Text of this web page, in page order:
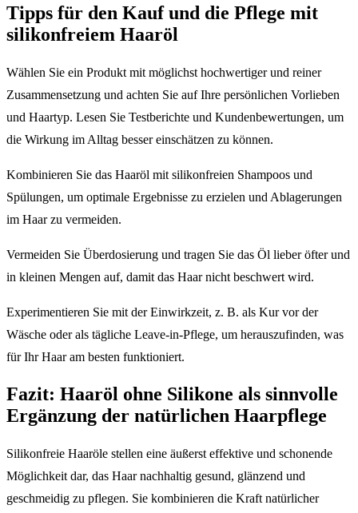
Tipps für den Kauf und die Pflege mit
silikonfreiem Haaröl
Wählen Sie ein Produkt mit möglichst hochwertiger und reiner
Zusammensetzung und achten Sie auf Ihre persönlichen Vorlieben
und Haartyp. Lesen Sie Testberichte und Kundenbewertungen, um
die Wirkung im Alltag besser einschätzen zu können.
Kombinieren Sie das Haaröl mit silikonfreien Shampoos und
Spülungen, um optimale Ergebnisse zu erzielen und Ablagerungen
im Haar zu vermeiden.
Vermeiden Sie Überdosierung und tragen Sie das Öl lieber öfter und
in kleinen Mengen auf, damit das Haar nicht beschwert wird.
Experimentieren Sie mit der Einwirkzeit, z. B. als Kur vor der
Wäsche oder als tägliche Leave-in-Pflege, um herauszufinden, was
für Ihr Haar am besten funktioniert.
Fazit: Haaröl ohne Silikone als sinnvolle
Ergänzung der natürlichen Haarpflege
Silikonfreie Haaröle stellen eine äußerst effektive und schonende
Möglichkeit dar, das Haar nachhaltig gesund, glänzend und
geschmeidig zu pflegen. Sie kombinieren die Kraft natürlicher